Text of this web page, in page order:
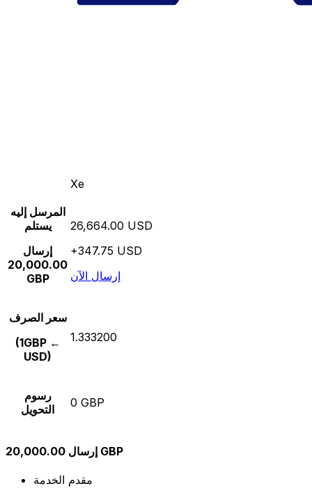
Xe
المرسل إليه
يستلم
إرسال
20,000.00
GBP
26,664.00 USD
+347.75 USD
إرسال الآن
سعر الصرف
(1GBP ←
USD)
1.333200
رسوم
التحويل
0 GBP
إرسال 20,000.00 GBP
مقدم الخدمة